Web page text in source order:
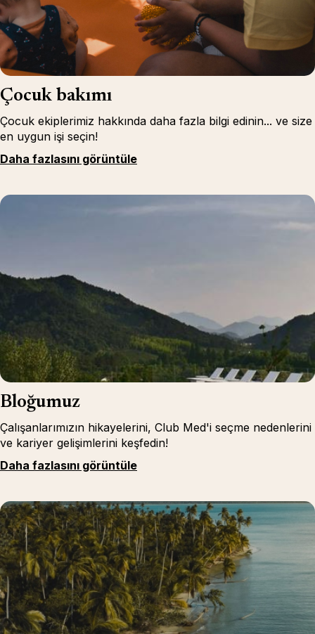
Çocuk bakımı
Çocuk ekiplerimiz hakkında daha fazla bilgi edinin... ve size
en uygun işi seçin!
Daha fazlasını görüntüle
Bloğumuz
Çalışanlarımızın hikayelerini, Club Med'i seçme nedenlerini
ve kariyer gelişimlerini keşfedin!
Daha fazlasını görüntüle